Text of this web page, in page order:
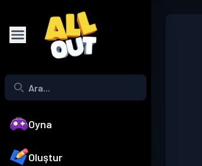
Oyna
Oluştur